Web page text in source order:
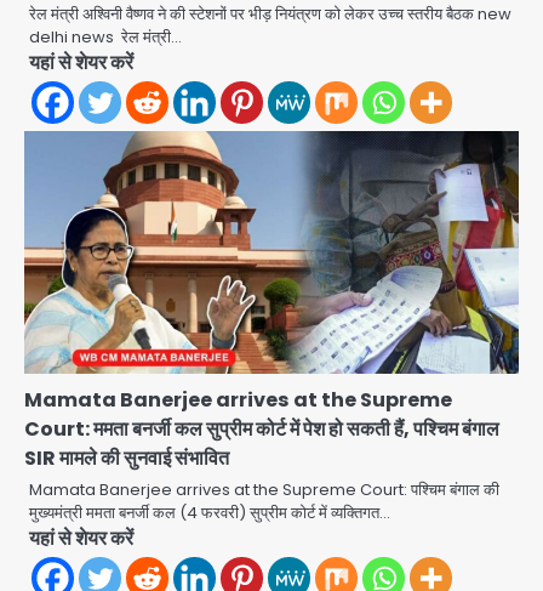
रेल मंत्री अश्विनी वैष्णव ने की स्टेशनों पर भीड़ नियंत्रण को लेकर उच्च स्तरीय बैठक new
delhi news रेल मंत्री…
यहां से शेयर करें
Mamata Banerjee arrives at the Supreme
Court: ममता बनर्जी कल सुप्रीम कोर्ट में पेश हो सकती हैं, पश्चिम बंगाल
SIR मामले की सुनवाई संभावित
Mamata Banerjee arrives at the Supreme Court: पश्चिम बंगाल की
मुख्यमंत्री ममता बनर्जी कल (4 फरवरी) सुप्रीम कोर्ट में व्यक्तिगत…
यहां से शेयर करें
Milk price hike in
Maharashtra: महाराष्ट्र में 11 अगस्त से
दूध के दाम 2 रुपये प्रति लीटर बढ़े
Avinash Kumar
3
Noida Sector-49: सेक्टर-49 में 18
साल की मेड ने की खुदकुशी, शरीर पर नहीं मिली
कोई बाहरी
Avinash Kumar
4
Rahul Gandhi’s Prayagraj
speech: युवाओं को ‘दर्द, डेटा, दौलत’ का
संदेश, बीजेपी का वार
Avinash Kumar
5
युवा इनोवेटरों की सोच से हाईटेक होगी दिल्ली
पुलिस
Team JHJ